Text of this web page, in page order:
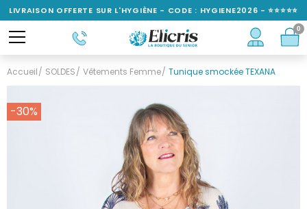
Accueil SOLDES Vêtements Femme Tunique smockée TEXANA
-30%
LIVRAISON OFFERTE SUR L'HYGIÈNE - CODE : HYGIENE2026 - ⭐⭐⭐⭐⭐
NOTÉ 4,6/5
0